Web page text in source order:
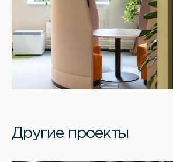
Другие проекты